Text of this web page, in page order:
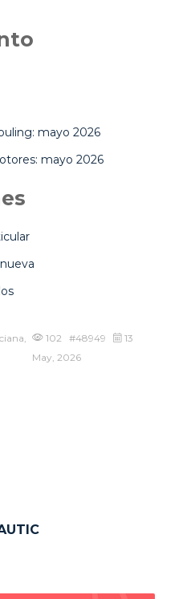
mayo 2026
mayo 2026
102 #48949
13
May, 2026